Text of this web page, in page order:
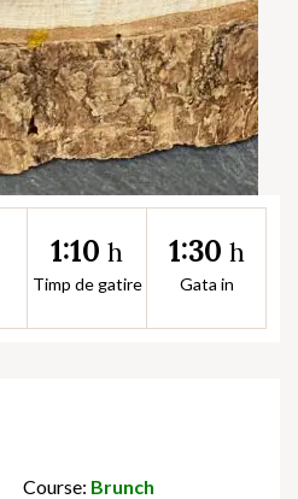
1:10 h
Timp de gatire
1:30 h
Gata in
Course: Brunch